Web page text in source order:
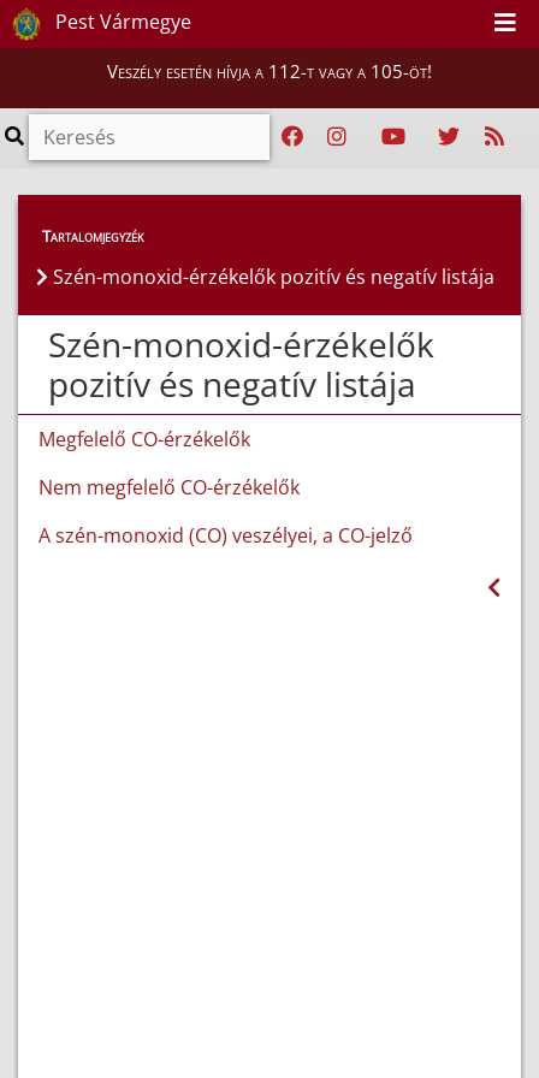
Pest Vármegye
Veszély esetén hívja a 112-t vagy a 105-öt!
Tartalomjegyzék
Szén-monoxid-érzékelők pozitív és negatív listája
Szén-monoxid-érzékelők
pozitív és negatív listája
Megfelelő CO-érzékelők
Nem megfelelő CO-érzékelők
A szén-monoxid (CO) veszélyei, a CO-jelző